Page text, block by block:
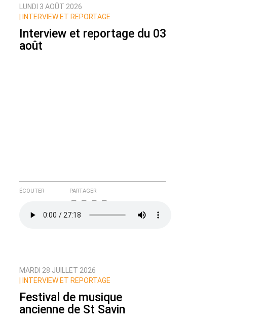
LUNDI 3 AOÛT 2026
INTERVIEW ET REPORTAGE
Interview et reportage du 03
août
ÉCOUTER PARTAGER
MARDI 28 JUILLET 2026
INTERVIEW ET REPORTAGE
Festival de musique
ancienne de St Savin